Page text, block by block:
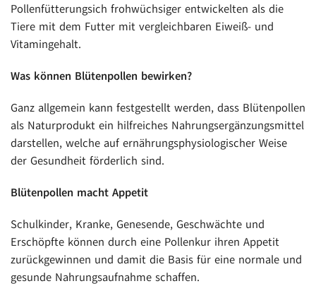
Pollenfütterungsich frohwüchsiger entwickelten als die
Tiere mit dem Futter mit vergleichbaren Eiweiß- und
Vitamingehalt.
Was können Blütenpollen bewirken?
Ganz allgemein kann festgestellt werden, dass Blütenpollen
als Naturprodukt ein hilfreiches Nahrungsergänzungsmittel
darstellen, welche auf ernährungsphysiologischer Weise
der Gesundheit förderlich sind.
Blütenpollen macht Appetit
Schulkinder, Kranke, Genesende, Geschwächte und
Erschöpfte können durch eine Pollenkur ihren Appetit
zurückgewinnen und damit die Basis für eine normale und
gesunde Nahrungsaufnahme schaffen.